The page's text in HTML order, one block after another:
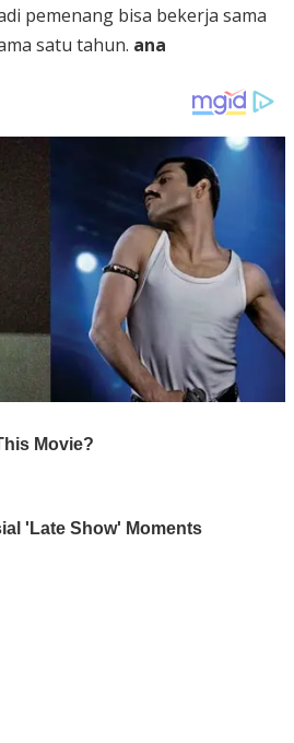
pemenang bisa bekerja sama
satu tahun. ana